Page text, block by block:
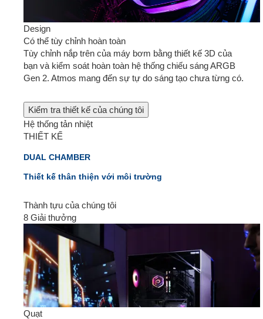
Design
Có thể tùy chỉnh hoàn toàn
Tùy chỉnh nắp trên của máy bơm bằng thiết kế 3D của
bạn và kiểm soát hoàn toàn hệ thống chiếu sáng ARGB
Gen 2. Atmos mang đến sự tự do sáng tạo chưa từng có.
Kiểm tra thiết kế của chúng tôi
Hệ thống tản nhiệt
THIẾT KẾ
DUAL CHAMBER
Thiết kế thân thiện với môi trường
Thành tựu của chúng tôi
8 Giải thưởng
Quạt